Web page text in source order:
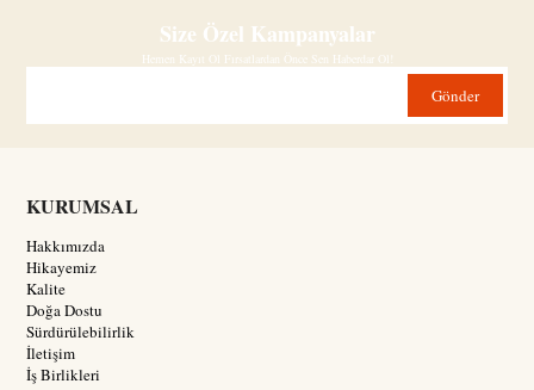
Size Özel Kampanyalar
Hemen Kayıt Ol Fırsatlardan Önce Sen Haberdar Ol!
Gönder
KURUMSAL
Hakkımızda
Hikayemiz
Kalite
Doğa Dostu
Sürdürülebilirlik
İletişim
İş Birlikleri